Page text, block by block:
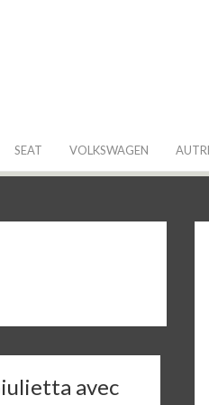
SEAT VOLKSWAGEN
avec